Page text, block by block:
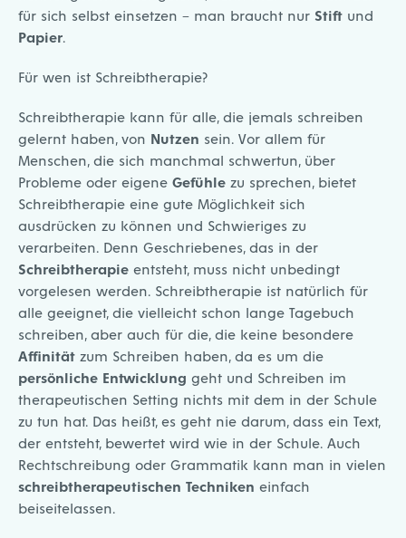
für sich selbst einsetzen – man braucht nur Stift und
Papier.
Für wen ist Schreibtherapie?
Schreibtherapie kann für alle, die jemals schreiben
gelernt haben, von Nutzen sein. Vor allem für
Menschen, die sich manchmal schwertun, über
Probleme oder eigene Gefühle zu sprechen, bietet
Schreibtherapie eine gute Möglichkeit sich
ausdrücken zu können und Schwieriges zu
verarbeiten. Denn Geschriebenes, das in der
Schreibtherapie entsteht, muss nicht unbedingt
vorgelesen werden. Schreibtherapie ist natürlich für
alle geeignet, die vielleicht schon lange Tagebuch
schreiben, aber auch für die, die keine besondere
Affinität zum Schreiben haben, da es um die
persönliche Entwicklung geht und Schreiben im
therapeutischen Setting nichts mit dem in der Schule
zu tun hat. Das heißt, es geht nie darum, dass ein Text,
der entsteht, bewertet wird wie in der Schule. Auch
Rechtschreibung oder Grammatik kann man in vielen
schreibtherapeutischen Techniken einfach
beiseitelassen.